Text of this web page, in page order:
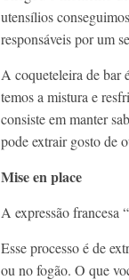
utensílios
responsáveis por um
A coqueteleira de bar
temos a mistura e
consiste em manter
pode extrair gosto de
Mise en place
A expressão francesa
Esse processo é de
ou no fogão. O que